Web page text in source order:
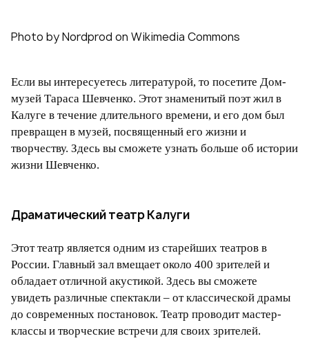
Photo by Nordprod on Wikimedia Commons
Если вы интересуетесь литературой, то посетите Дом-
музей Тараса Шевченко. Этот знаменитый поэт жил в
Калуге в течение длительного времени, и его дом был
превращен в музей, посвященный его жизни и
творчеству. Здесь вы сможете узнать больше об истории
жизни Шевченко.
Драматический театр Калуги
Этот театр является одним из старейших театров в
России. Главный зал вмещает около 400 зрителей и
обладает отличной акустикой. Здесь вы сможете
увидеть различные спектакли – от классической драмы
до современных постановок. Театр проводит мастер-
классы и творческие встречи для своих зрителей.